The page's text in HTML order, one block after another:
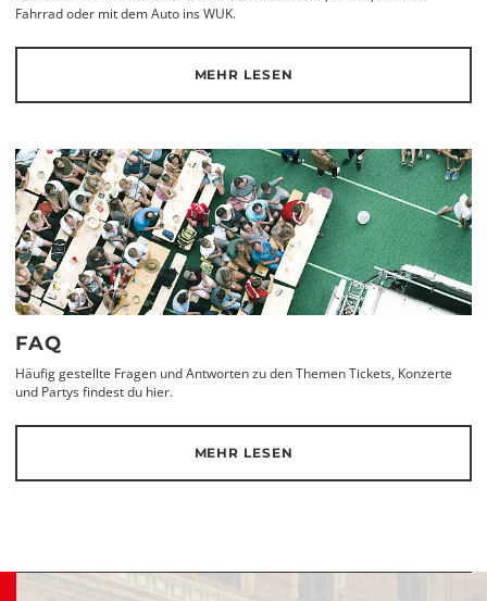
Fahrrad oder mit dem Auto ins WUK.
MEHR LESEN
FAQ
Häufig gestellte Fragen und Antworten zu den Themen Tickets, Konzerte
und Partys findest du hier.
MEHR LESEN